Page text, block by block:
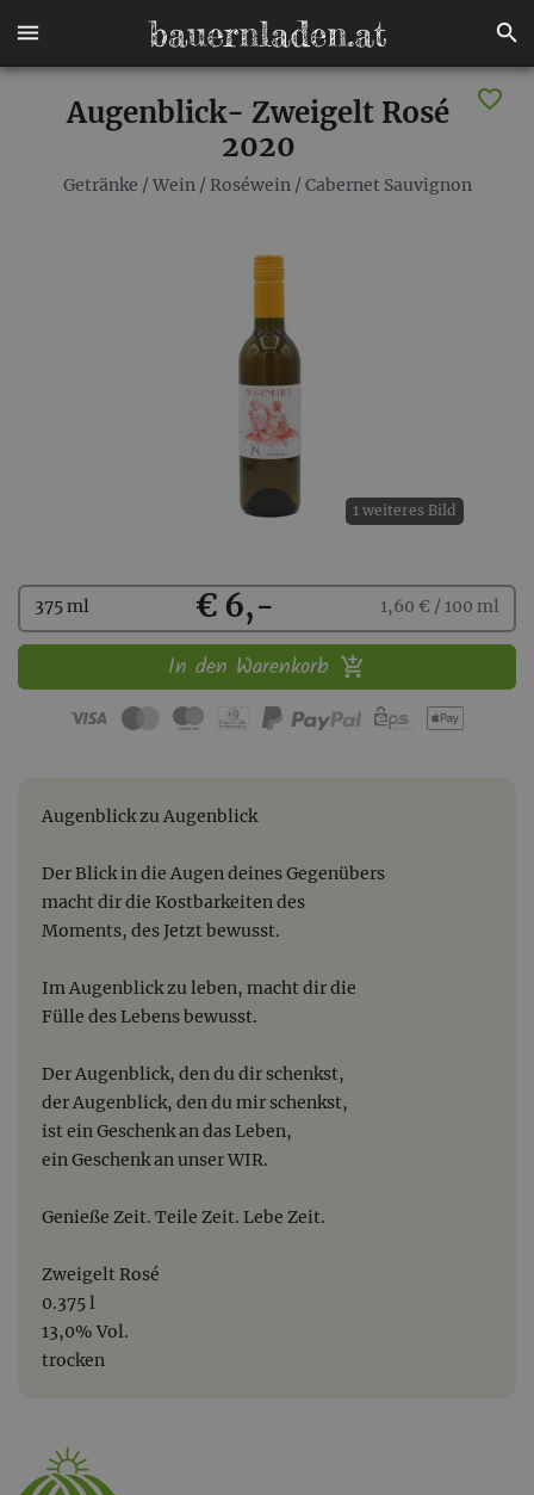
Augenblick- Zweigelt Rosé
2020
Getränke / Wein/ Roséwein/ Cabernet Sauvignon
1 weiteres Bild
Kaufen
375 ml € 6,- 1,60 € / 100 ml
In den Warenkorb
Augenblick zu Augenblick
Der Blick in die Augen deines Gegenübers
macht dir die Kostbarkeiten des
Moments, des Jetzt bewusst.
Im Augenblick zu leben, macht dir die
Fülle des Lebens bewusst.
Der Augenblick, den du dir schenkst,
der Augenblick, den du mir schenkst,
ist ein Geschenk an das Leben,
ein Geschenk an unser WIR.
Genieße Zeit. Teile Zeit. Lebe Zeit.
Zweigelt Rosé
0.375 l
13,0% Vol.
trocken